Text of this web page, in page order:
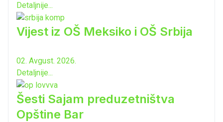
Detaljnije...
Vijest iz OŠ Meksiko i OŠ Srbija
02. Avgust. 2026.
Detaljnije...
Šesti Sajam preduzetništva
Opštine Bar